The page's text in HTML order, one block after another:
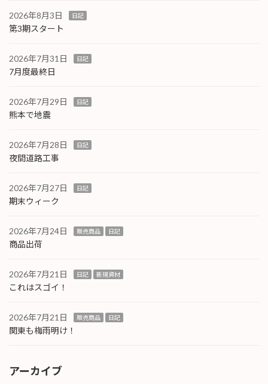
2026年8月3日 日記
第3期スタート
2026年7月31日 日記
7月度最終日
2026年7月29日 日記
熊本で地震
2026年7月28日 日記
夜間道路工事
2026年7月27日 日記
期末ウィーク
2026年7月24日 販売商品 日記
商品出荷
2026年7月21日 日記 新規資材
これはスゴイ！
2026年7月21日 販売商品 日記
関東も梅雨明け！
アーカイブ